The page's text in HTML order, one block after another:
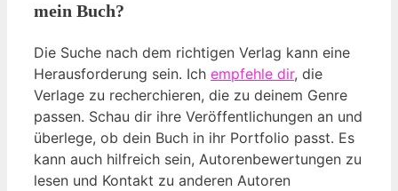
mein Buch?
Die Suche nach dem richtigen Verlag kann eine
Herausforderung sein. Ich empfehle dir, die
Verlage zu recherchieren, die zu deinem Genre
passen. Schau dir ihre Veröffentlichungen an und
überlege, ob dein Buch in ihr Portfolio passt. Es
kann auch hilfreich sein, Autorenbewertungen zu
lesen und Kontakt zu anderen Autoren